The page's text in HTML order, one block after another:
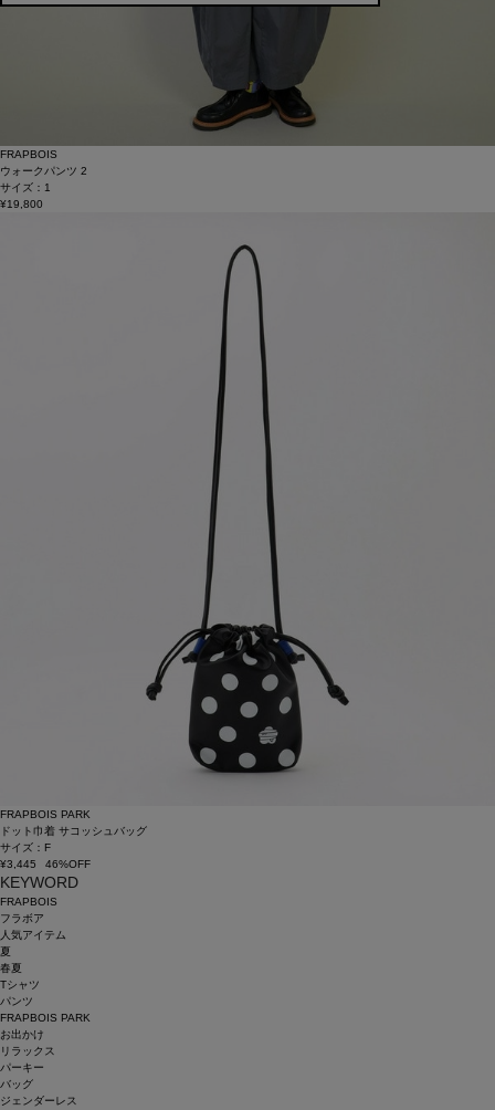
FRAPBOIS
ウォークパンツ 2
サイズ：1
¥19,800
FRAPBOIS PARK
ドット巾着 サコッシュバッグ
サイズ：F
¥3,445
46%OFF
KEYWORD
FRAPBOIS
フラボア
人気アイテム
夏
春夏
Tシャツ
パンツ
FRAPBOIS PARK
お出かけ
リラックス
パーキー
バッグ
ジェンダーレス